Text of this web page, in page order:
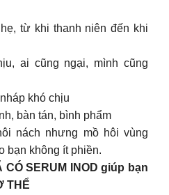
từ khi thanh niên đến khi
ai cũng ngại, mình cũng
khó chịu
bàn tán, bình phẩm
nách nhưng mồ hôi vùng
bạn không ít phiền.
CÓ SERUM INOD giúp bạn
THỂ